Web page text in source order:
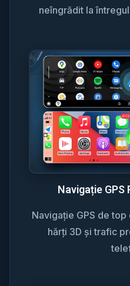
neîngrădit la
Navigație GPS
Navigație GPS de
hărți 3D și trafic